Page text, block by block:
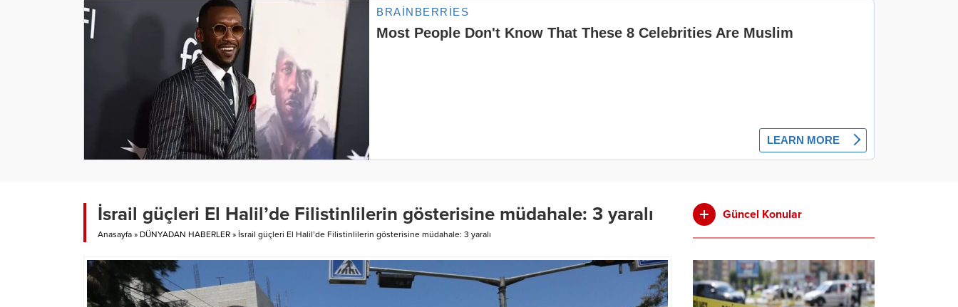
İsrail güçleri El Halil’de Filistinlilerin gösterisine müdahale: 3 yaralı
Anasayfa » DÜNYADAN HABERLER » İsrail güçleri El Halil’de Filistinlilerin gösterisine müdahale: 3 yaralı
Güncel Konular